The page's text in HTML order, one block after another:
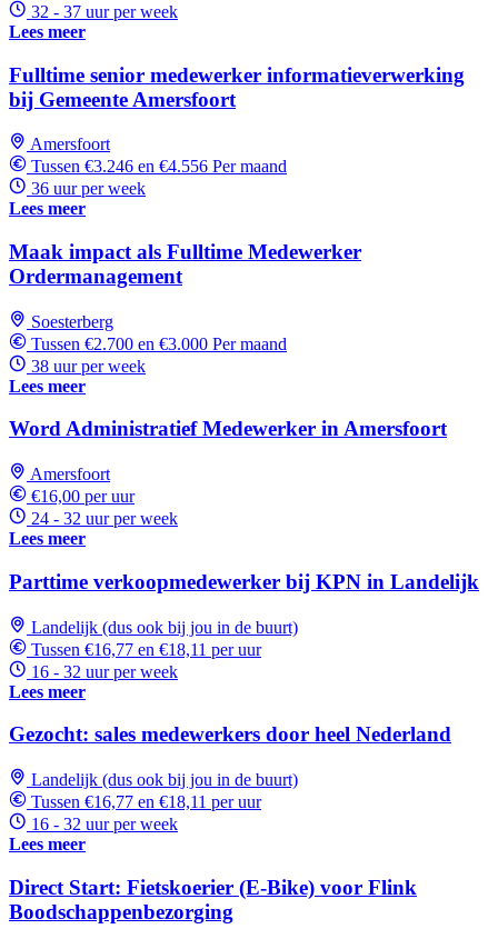
32 - 37 uur per week
Lees meer
Fulltime senior medewerker informatieverwerking
bij Gemeente Amersfoort
Amersfoort
Tussen €3.246 en €4.556 Per maand
36 uur per week
Lees meer
Maak impact als Fulltime Medewerker
Ordermanagement
Soesterberg
Tussen €2.700 en €3.000 Per maand
38 uur per week
Lees meer
Word Administratief Medewerker in Amersfoort
Amersfoort
€16,00 per uur
24 - 32 uur per week
Lees meer
Parttime verkoopmedewerker bij KPN in Landelijk
Landelijk (dus ook bij jou in de buurt)
Tussen €16,77 en €18,11 per uur
16 - 32 uur per week
Lees meer
Gezocht: sales medewerkers door heel Nederland
Landelijk (dus ook bij jou in de buurt)
Tussen €16,77 en €18,11 per uur
16 - 32 uur per week
Lees meer
Direct Start: Fietskoerier (E-Bike) voor Flink
Boodschappenbezorging